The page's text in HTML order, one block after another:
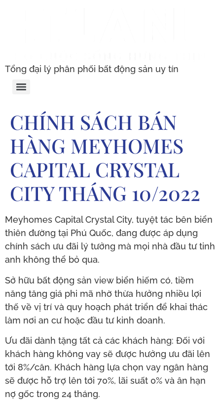
Tổng đại lý phân phối bất động sản uy tín
CHÍNH SÁCH BÁN
HÀNG MEYHOMES
CAPITAL CRYSTAL
CITY THÁNG 10/2022
Meyhomes Capital Crystal City, tuyệt tác bên biển
thiên đường tại Phú Quốc, đang được áp dụng
chính sách ưu đãi lý tưởng mà mọi nhà đầu tư tinh
anh không thể bỏ qua.
Sở hữu bất động sản view biển hiếm có, tiềm
năng tăng giá phi mã nhờ thừa hưởng nhiều lợi
thế về vị trí và quy hoạch phát triển để khai thác
làm nơi an cư hoặc đầu tư kinh doanh.
Ưu đãi dành tặng tất cả các khách hàng: Đối với
khách hàng không vay sẽ được hưởng ưu đãi lên
tới 8%/căn. Khách hàng lựa chọn vay ngân hàng
sẽ được hỗ trợ lên tới 70%, lãi suất 0% và ân hạn
nợ gốc trong 24 tháng.